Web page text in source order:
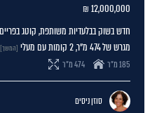
12,000,000 ₪
מגרש של 474 מ"ר, 2 קומות עם מעלי
[המשך]
185 מ"ר 474 מ"ר
סוזן ניסים